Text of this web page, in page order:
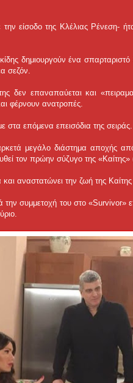
είσοδο της Κλέλιας Ρένεση-
δημιουργούν ένα σπαρταριστό
σεζόν.
δεν επαναπαύεται και
φέρνουν ανατροπές.
επόμενα επεισόδια της σειράς.
μεγάλο διάστημα αποχής
τον πρώην σύζυγο της «Καίτης»
αναστατώνει την ζωή της
την συμμετοχή του στο «Survivor»